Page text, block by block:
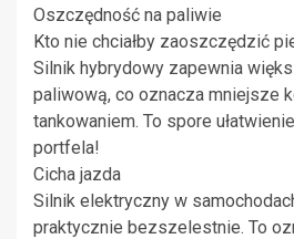
Oszczędność na paliwie
Kto nie chciałby zaoszczędzić
Silnik hybrydowy zapewnia
paliwową, co oznacza mniejsze
tankowaniem. To spore
portfela!
Cicha jazda
Silnik elektryczny w
praktycznie bezszelestnie. To